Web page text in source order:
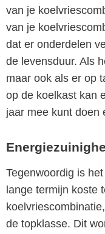
van je
van je
dat er onderdelen
de levensduur. Als
maar ook als er op
op de koelkast kan
jaar mee kunt doen
Tegenwoordig is
lange termijn koste
de topklasse. Dit